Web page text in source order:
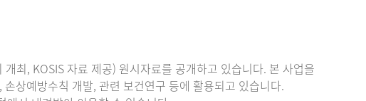
최, KOSIS 자료 제공) 원시자료를 공개하고 있습니다. 본 사업을
상예방수칙 개발, 관련 보건연구 등에 활용되고 있습니다.